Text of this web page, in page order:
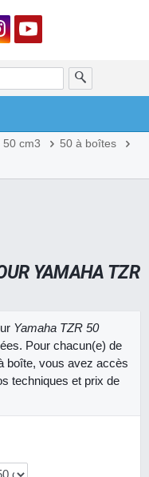
50 cm3
50 à boîtes
YAMAHA TZR
Yamaha TZR 50
Pour chacun(e) de
boîte, vous avez accès
techniques et prix de